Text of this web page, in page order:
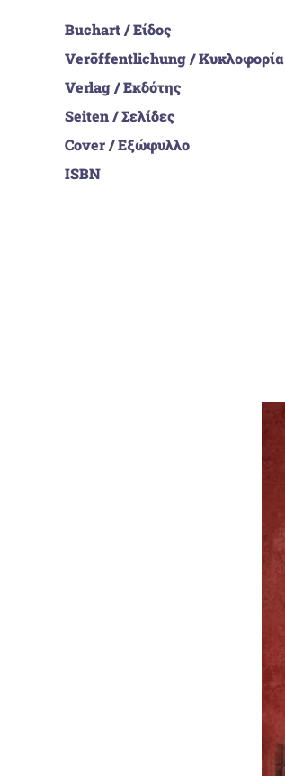
Buchart / Είδος
Veröffentlichung / Κυκλοφορία
Verlag / Εκδότης
Seiten / Σελίδες
Cover / Εξώφυλλο
ISBN